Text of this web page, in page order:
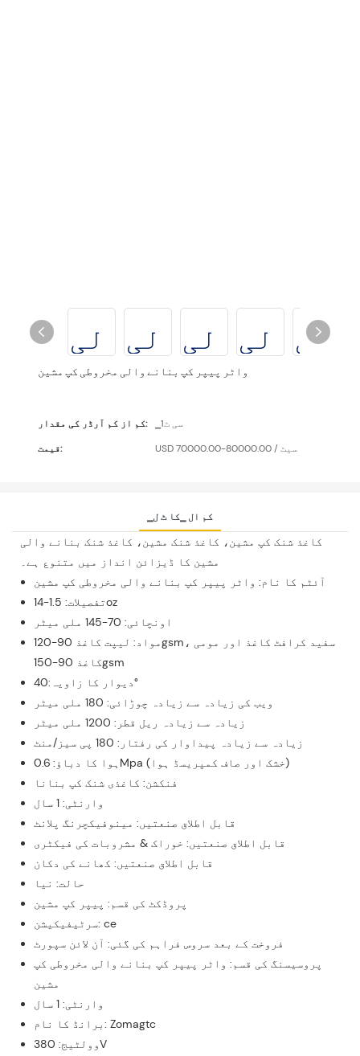
واٹر پیپر کپ بنانے والی مخروطی کپ مشین
کم از کم آرڈر کی مقدار:
▁سی ٹ1
قیمت:
USD 70000.00-80000.00 / سیٹ
▁کم ال ▁کا ٹ ل
کاغذ شنک کپ مشین، کاغذ شنک مشین، کاغذ شنک بنانے والی
مشین کا ڈیزائن انداز میں متنوع ہے۔
آئٹم کا نام: واٹر پیپر کپ بنانے والی مخروطی کپ مشین
تفصیلات: 1.5-14oz
اونچائی: 70-145 ملی میٹر
مواد: لیپت کاغذ 90-120gsm، سفید کرافٹ کاغذ اور مومی
کاغذ 90-150gsm
دیوار کا زاویہ:40°
ویب کی زیادہ سے زیادہ چوڑائی: 180 ملی میٹر
زیادہ سے زیادہ ریل قطر: 1200 ملی میٹر
زیادہ سے زیادہ پیداوار کی رفتار: 180 پی سیز/منٹ
ہوا کا دباؤ: 0.6Mpa (خشک اور صاف کمپریسڈ ہوا)
فنکشن: کاغذی شنک کپ بنانا
وارنٹی: 1 سال
قابل اطلاق صنعتیں: مینوفیکچرنگ پلانٹ
قابل اطلاق صنعتیں: خوراک & مشروبات کی فیکٹری
قابل اطلاق صنعتیں: کھانے کی دکان
حالت: نیا
پروڈکٹ کی قسم: پیپر کپ مشین
سرٹیفیکیشن: ce
فروخت کے بعد سروس فراہم کی گئی: آن لائن سپورٹ
پروسیسنگ کی قسم: واٹر پیپر کپ بنانے والی مخروطی کپ
مشین
وارنٹی: 1 سال
برانڈ کا نام: Zomagtc
وولٹیج: 380V